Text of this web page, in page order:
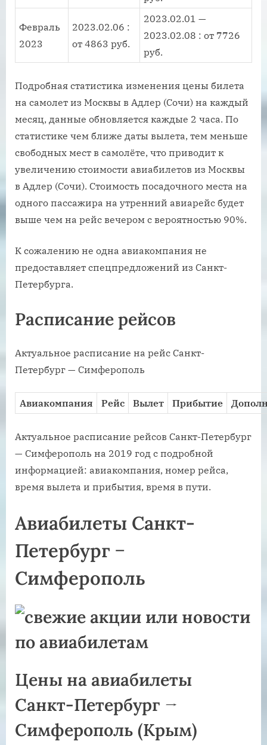
Февраль
2023
2023.02.06 :
от 4863 руб.
2023.02.01 —
2023.02.08 : от 7726
руб.
Подробная статистика изменения цены билета
на самолет из Москвы в Адлер (Сочи) на каждый
месяц, данные обновляется каждые 2 часа. По
статистике чем ближе даты вылета, тем меньше
свободных мест в самолёте, что приводит к
увеличению стоимости авиабилетов из Москвы
в Адлер (Сочи). Стоимость посадочного места на
одного пассажира на утренний авиарейс будет
выше чем на рейс вечером с вероятностью 90%.
К сожалению не одна авиакомпания не
предоставляет спецпредложений из Санкт-
Петербурга.
Расписание рейсов
Актуальное расписание на рейс Санкт-
Петербург — Симферополь
Авиакомпания Рейс Вылет Прибытие
Актуальное расписание рейсов Санкт-Петербург
— Симферополь на 2019 год с подробной
информацией: авиакомпания, номер рейса,
время вылета и прибытия, время в пути.
Авиабилеты Санкт-
Петербург −
Симферополь
Цены на авиабилеты
Санкт-Петербург →
Симферополь (Крым)